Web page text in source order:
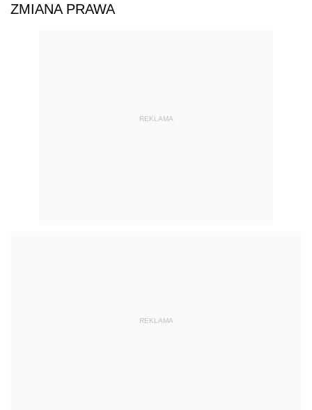
ZMIANA PRAWA
REKLAMA
REKLAMA